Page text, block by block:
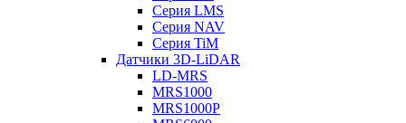
Серия LMS
Серия NAV
Серия TiM
Датчики 3D-LiDAR
LD-MRS
MRS1000
MRS1000P